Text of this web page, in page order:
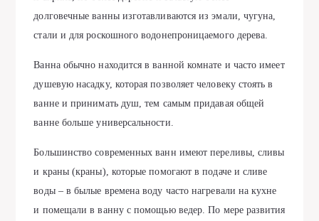
долговечные ванны изготавливаются из эмали, чугуна,
стали и для роскошного водонепроницаемого дерева.
Ванна обычно находится в ванной комнате и часто имеет
душевую насадку, которая позволяет человеку стоять в
ванне и принимать душ, тем самым придавая общей
ванне больше универсальности.
Большинство современных ванн имеют переливы, сливы
и краны (краны), которые помогают в подаче и сливе
воды – в былые времена воду часто нагревали на кухне
и помещали в ванну с помощью ведер. По мере развития